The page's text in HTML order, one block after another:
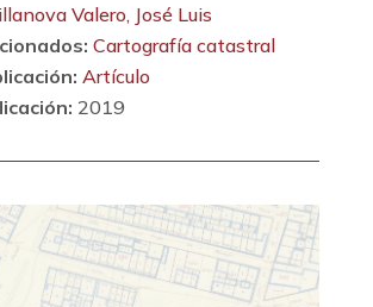
Valero, José Luis
Cartografía catastral
Artículo
2019